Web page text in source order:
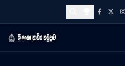
AwardsFacebook
X